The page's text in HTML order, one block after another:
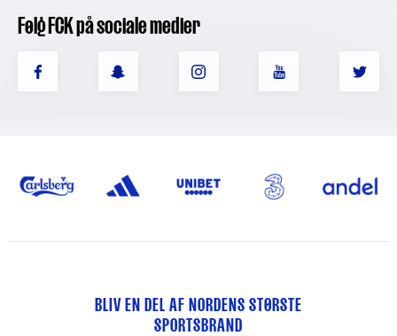
Følg FCK på sociale medier
BLIV EN DEL AF NORDENS STØRSTE
SPORTSBRAND